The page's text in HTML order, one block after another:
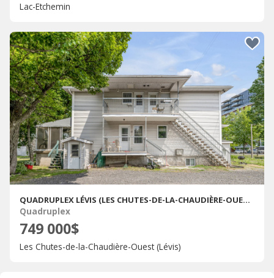
Lac-Etchemin
QUADRUPLEX LÉVIS (LES CHUTES-DE-LA-CHAUDIÈRE-OUEST) � VENDRE
Quadruplex
749 000$
Les Chutes-de-la-Chaudière-Ouest (Lévis)